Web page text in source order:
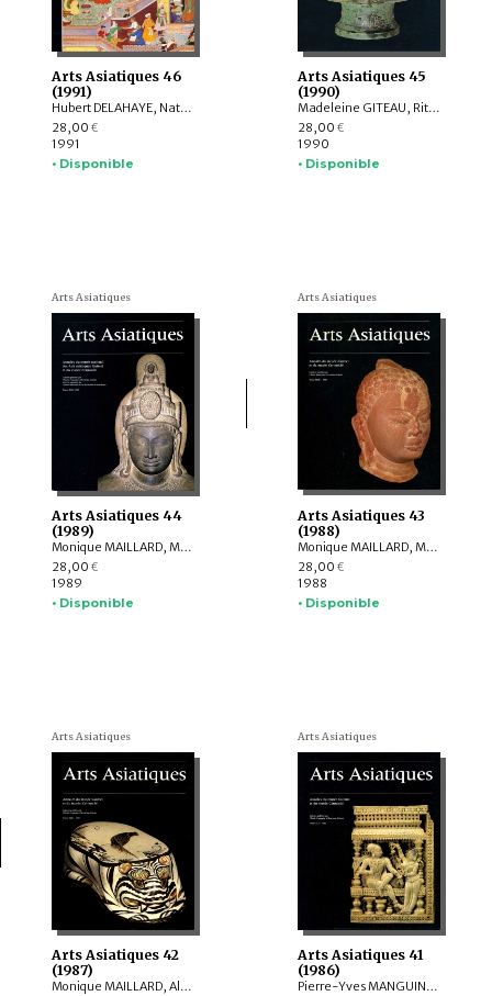
Arts Asiatiques 46
(1991)
Hubert DELAHAYE, Natalia POLOS’MAK, Amina OKADA, François BERTHIER, Helmut LOOFS-WISSOWA, Pascale DOLFUS, Anne CHAYET, Corneille JEST, Elizabeth CHILDS-JOHNSON, Caroline GYSS-VERMANDE, Pierre AMIET, Jean-Marie SIMONET, Jean-François BILLETER
28,00 €
1991
• Disponible
Arts Asiatiques 45
(1990)
Madeleine GITEAU, Rita H. RÉGNIER, Henri-Paul FRANCFORT, Alain THOTE, Amina OKADA, François BERTHIER, Claudine BAUTZE-PICRON, Catherine JARRIGE, Caroline GYSS-VERMANDE, Daniel KLODZINSKI, Georges MASCLE, Nathalie LAPIERRE, T.S. VASILENKO, Louis BAZIN, Régine THIRIEZ, O.-s. ANN-BARON, Victor S. SOLOV'ËV, Francine TISSOT
28,00 €
1990
• Disponible
Arts Asiatiques
Arts Asiatiques 44
(1989)
Monique MAILLARD, Michèle Pirazzoli-t'Serstevens, Jean BOISSELIER, Alain THOTE, Lothar VON FALKENHAUSEN, Jessica RAWSON, Gilles BÉGUIN, Roland BESENVAL, Francis MACOUIN, Abdullah ISAKOV, W.-H. SIDDIQI, Charles HIGHAM, France DRILHON, Robert JERA-BEZARD, Craig CLUNAS, Albert LE BONHEUR, Gabriel P. WEISBERG, Geneviève LACAMBRE, Paul BERNARD
28,00 €
1989
• Disponible
Arts Asiatiques
Arts Asiatiques 43
(1988)
Monique MAILLARD, Michèle Pirazzoli-t'Serstevens, Jean-Paul DESROCHES, Robert W. BAGLEY, Amina OKADA, Catherine JARRIGE, Anne CHAYET, Caroline GYSS-VERMANDE, Francine TISSOT, Frederick M. ASHER, Sébastien MÉMET, Michel ARIS, Anne-Marie BLONDEAU, YANG Xizhang, Antoine DURAND, Jean SKARBEK, T.M. ATAKHANOV, Jeannine AUBOYER, Bruno DAGENS, Fernand MEYER
28,00 €
1988
• Disponible
Arts Asiatiques
Arts Asiatiques 42
(1987)
Monique MAILLARD, Alain THOTE, Monique KERVRAN, François BERTHIER, Francis MACOUIN, Bernard FRANK, Catherine JARRIGE, Robert JERA-BEZARD, Yoshiro IMAEDA, Françoise POMMARET, WANG Binhua, Annie BERTHIER, Margaret MEDLEY, Jacques GIES
Arts Asiatiques
Arts Asiatiques 41
(1986)
Pierre-Yves MANGUIN, Monique MAILLARD, Viktor I. SARIANIDI, Gilles BÉGUIN, Amina OKADA, François BERTHIER, Jean-François JARRIGE, Francine TISSOT, Robert JERA-BEZARD, Fernand MEYER, Nazimuddin Ahmed, John SANDAY, Maud GIRARD-GESLAN, Francis RICHARD, Th. de SONNEVILLE-DAVID